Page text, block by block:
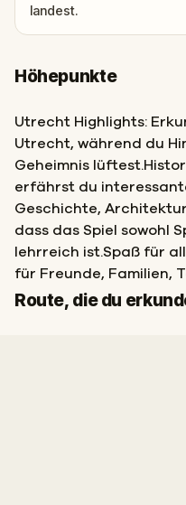
landest.
Höhepunkte
Utrecht Highlights:
Utrecht, während du
Geheimnis
erfährst du
Geschichte,
dass das Spiel sowohl
lehrreich ist.Spaß für
für Freunde, Familien,
Route, die du
Start
Ziel